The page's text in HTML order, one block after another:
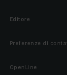
Editore
Preferenze di
OpenLine